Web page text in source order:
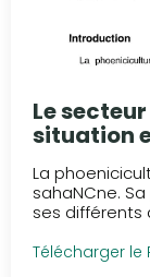
Le
situation
2010
La
sahaNCne.
ses différents
Télécharger le